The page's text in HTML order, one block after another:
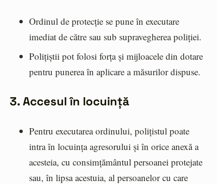
Ordinul de protecție se pune în executare
imediat de către sau sub supravegherea poliției.
Polițiștii pot folosi forța și mijloacele din dotare
pentru punerea în aplicare a măsurilor dispuse.
3. Accesul în locuință
Pentru executarea ordinului, polițistul poate
intra în locuința agresorului și în orice anexă a
acesteia, cu consimțământul persoanei protejate
sau, în lipsa acestuia, al persoanelor cu care